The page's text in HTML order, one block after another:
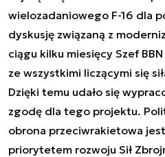
wielozadaniowego F-16 dla
dyskusję związaną z
ciągu kilku miesięcy Szef
ze wszystkimi liczącymi się
Dzięki temu udało się
zgodę dla tego projektu.
obrona przeciwrakietowa
priorytetem rozwoju Sił